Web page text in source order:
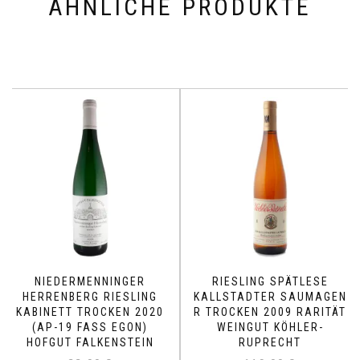
ÄHNLICHE PRODUKTE
NIEDERMENNINGER
HERRENBERG RIESLING
KABINETT TROCKEN 2020
(AP-19 FASS EGON)
HOFGUT FALKENSTEIN
RIESLING SPÄTLESE
KALLSTADTER SAUMAGEN
R TROCKEN 2009 RARITÄT
WEINGUT KÖHLER-
RUPRECHT